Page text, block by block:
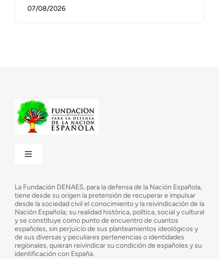
07/08/2026
Toggle
¿Cuáles son nuestros objetivos?
Consejo Asesor
La Fundación DENAES, para la defensa de la Nación Española,
tiene desde su origen la pretensión de recuperar e impulsar
desde la sociedad civil el conocimiento y la reivindicación de la
Nación Española; su realidad histórica, política, social y cultural
y se constituye como punto de encuentro de cuantos
españoles, sin perjuicio de sus planteamientos ideológicos y
de sus diversas y peculiares pertenencias o identidades
regionales, quieran reivindicar su condición de españoles y su
identificación con España.